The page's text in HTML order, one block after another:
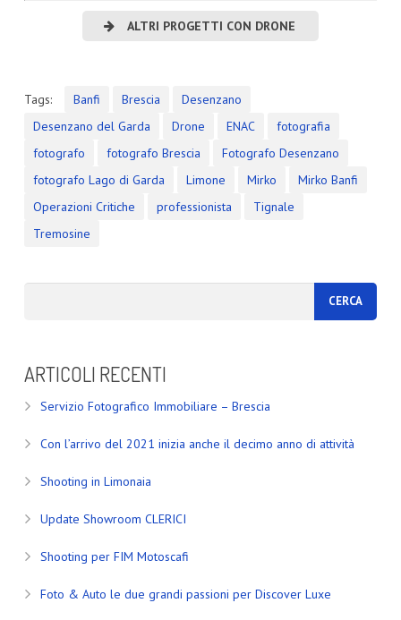
ALTRI PROGETTI CON DRONE
Tags: Banfi Brescia
Desenzano
Desenzano del Garda
Drone ENAC
fotografia
fotografo
fotografo Brescia
Fotografo Desenzano
fotografo Lago di Garda
Limone Mirko
Mirko Banfi
Operazioni Critiche
professionista
Tignale
Tremosine
ARTICOLI RECENTI
Servizio Fotografico Immobiliare – Brescia
Con l’arrivo del 2021 inizia anche il decimo anno di attività
Shooting in Limonaia
Update Showroom CLERICI
Shooting per FIM Motoscafi
Foto & Auto le due grandi passioni per Discover Luxe